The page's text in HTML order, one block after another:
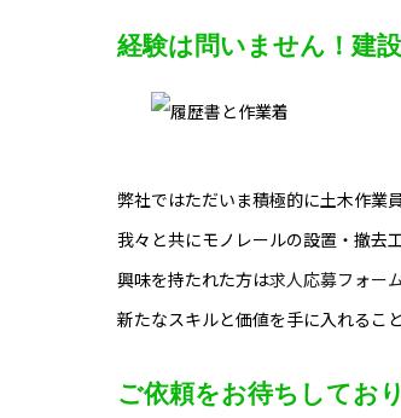
経験は問いません！建
弊社ではただいま積極的に土木作業
我々と共にモノレールの設置・撤去
興味を持たれた方は求人応募フォー
新たなスキルと価値を手に入れるこ
ご依頼をお待ちしてお